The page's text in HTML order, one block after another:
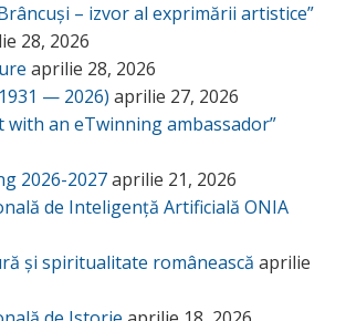
– izvor al exprimării artistice”
28, 2026
aprilie 28, 2026
— 2026) aprilie 27, 2026
with an eTwinning ambassador”
2026-2027aprilie 21, 2026
de Inteligență Artificială ONIA
și spiritualitate românească aprilie